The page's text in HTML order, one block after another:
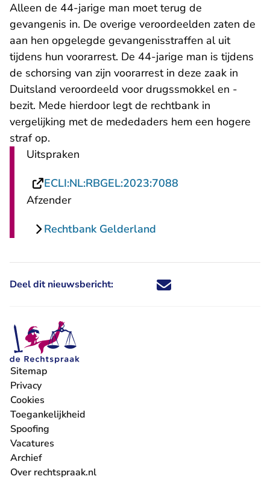
Alleen de 44-jarige man moet terug de
gevangenis in. De overige veroordeelden zaten de
aan hen opgelegde gevangenisstraffen al uit
tijdens hun voorarrest. De 44-jarige man is tijdens
de schorsing van zijn voorarrest in deze zaak in
Duitsland veroordeeld voor drugssmokkel en -
bezit. Mede hierdoor legt de rechtbank in
vergelijking met de mededaders hem een hogere
straf op.
Uitspraken
ECLI:NL:RBGEL:2023:7088
Afzender
Rechtbank Gelderland
Deel dit nieuwsbericht: Deel dit nieuwsbericht via X -
Deel dit nieuwsbericht via
Deel dit nieuwsbericht
Deel dit
Sitemap
Privacy
Cookies
Toegankelijkheid
Spoofing
Vacatures
- U verlaat Rechtspraak.nl
Archief
Over rechtspraak.nl